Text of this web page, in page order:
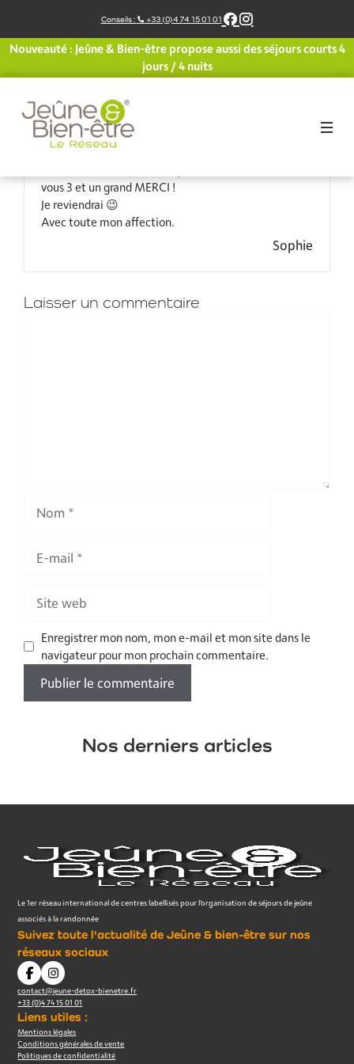
contenu
Conseils : +33 (0)4 74 15 01 01
Nouveauté : Jeûne & Bien-être propose aussi des séjours courts 4
jours / 4 nuits
Que du bonheur dans un lieu reposant apaisant ou il a
fait bon d’y vivre !
Balades baignades échanges partages quartier libre
et fous-rires ont bien rythmé nos journées.
Catherine, Johanne et Marine sont bienveillantes et
très à l’écoute.
vous 3 et un grand MERCI !
Je reviendrai 😉
Avec toute mon affection.
Sophie
Laisser un commentaire
mail
web
Enregistrer mon nom, mon e-mail et mon site dans le
navigateur pour mon prochain commentaire.
Nos derniers articles
Le 1er réseau international de centres labellisés pour l’organisation de séjours de jeûne
associés à la randonnée
Suivez toute l'actualité de Jeûne & bien-être sur nos
réseaux sociaux
contact@jeune-detox-bienetre.fr
+33 (0)4 74 15 01 01
Liens utiles :
Mentions légales
Conditions générales de vente
Politiques de confidentialité